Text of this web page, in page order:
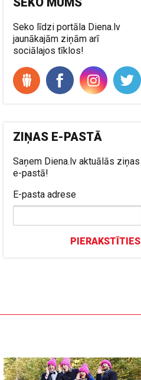
Seko līdzi portāla Diena.lv
jaunākajām ziņām arī
sociālajos tīklos!
ZIŅAS E-PASTĀ
Saņem Diena.lv aktuālās ziņas
e-pastā!
E-pasta adrese
PIERAKSTĪTIES